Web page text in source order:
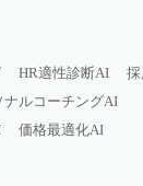
HR適性診断AI
ナルコーチングAI
価格最適化AI